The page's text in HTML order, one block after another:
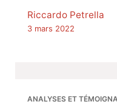
Riccardo Petrella
3 mars 2022
ANALYSES ET